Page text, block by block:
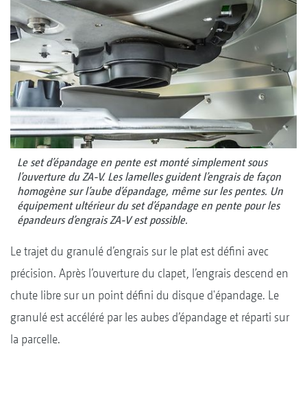
Le set d’épandage en pente est monté simplement sous
l’ouverture du ZA-V. Les lamelles guident l’engrais de façon
homogène sur l’aube d’épandage, même sur les pentes. Un
équipement ultérieur du set d’épandage en pente pour les
épandeurs d’engrais ZA-V est possible.
Le trajet du granulé d’engrais sur le plat est défini avec
précision. Après l’ouverture du clapet, l’engrais descend en
chute libre sur un point défini du disque d'épandage. Le
granulé est accéléré par les aubes d’épandage et réparti sur
la parcelle.